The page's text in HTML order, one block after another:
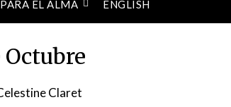
EL ALMA ENGLISH
Octubre
Claret